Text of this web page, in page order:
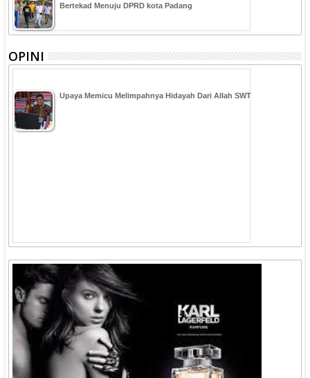
Bertekad Menuju DPRD kota Padang
OPINI
Upaya Memicu Melimpahnya Hidayah Dari Allah SWT